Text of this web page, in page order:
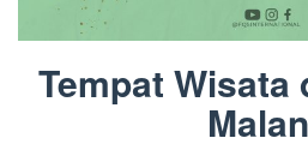
Tempat Wisata